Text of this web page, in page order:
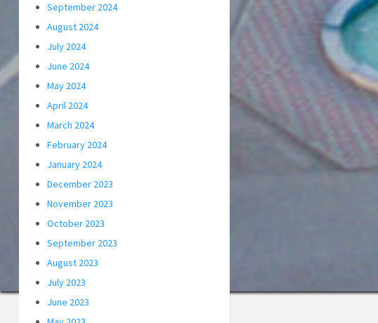
September 2024
August 2024
July 2024
June 2024
May 2024
April 2024
March 2024
February 2024
January 2024
December 2023
November 2023
October 2023
September 2023
August 2023
July 2023
June 2023